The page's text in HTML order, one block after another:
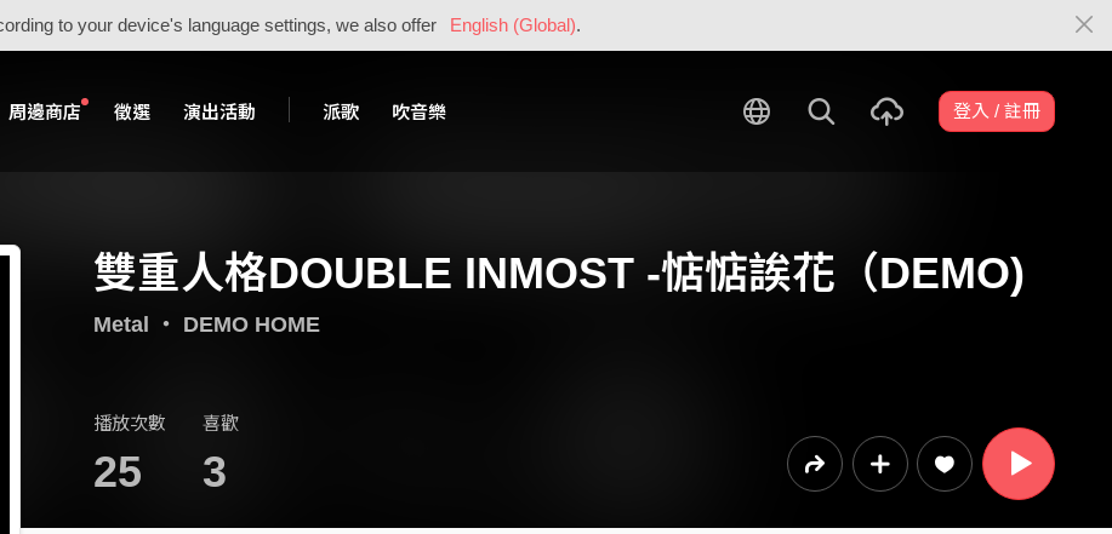
to your device's language settings, we also offer English (Global).
周邊商店 徵選 演出活動 派歌 吹音樂 登入 / 註冊
雙重人格DOUBLE INMOST -惦惦誒花（DEMO)
Metal ・ DEMO HOME
播放次數
25
喜歡
3